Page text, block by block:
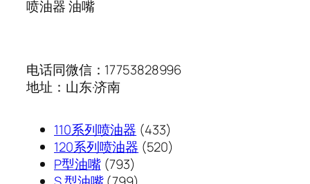
喷油器 油嘴
电话同微信：17753828996
地址：山东·济南
110系列喷油器 433433
个
120系列喷油器 520520
P型油嘴 793793
个799